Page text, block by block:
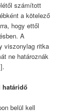
számított
a kötelező
hogy ettől
A
viszonylag ritka
ne határoznák
határidő
belül kell